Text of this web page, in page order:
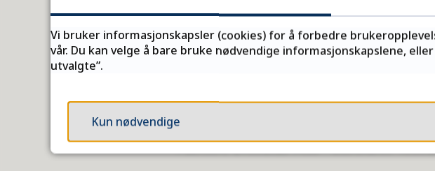
I enkelte kommuner er det
derfor om at du søker via vårt
Vi bruker informasjonskapsler (cookies) for å forbedre
vår. Du kan velge å bare bruke nødvendige informasjonskapslene,
utvalgte”.
Kun nødvendige